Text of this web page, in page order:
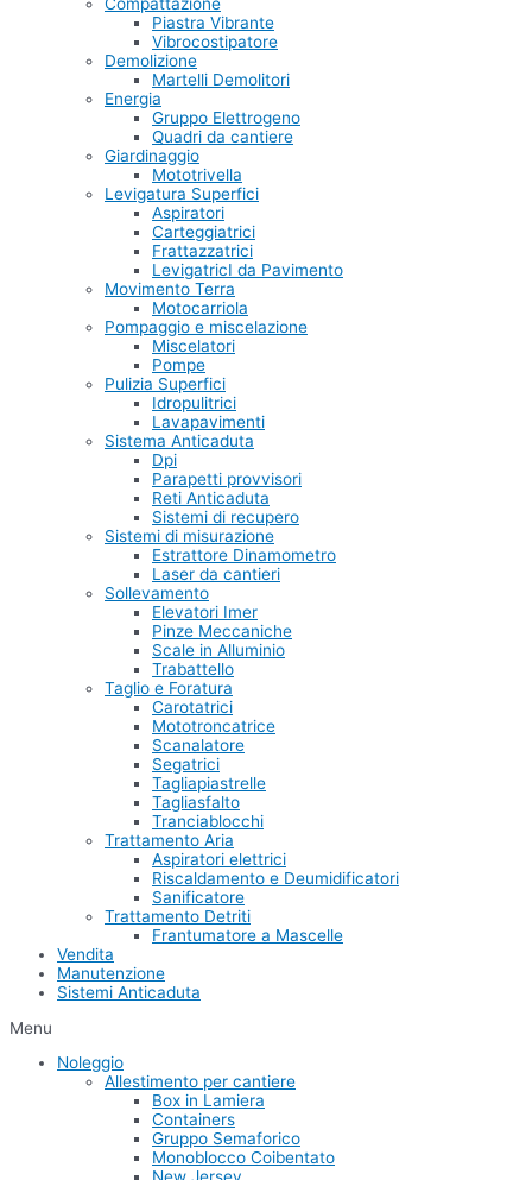
Piastra Vibrante
Vibrocostipatore
Demolizione
Martelli Demolitori
Energia
Gruppo Elettrogeno
Quadri da cantiere
Giardinaggio
Mototrivella
Levigatura Superfici
Aspiratori
Carteggiatrici
Frattazzatrici
LevigatricI da Pavimento
Movimento Terra
Motocarriola
Pompaggio e miscelazione
Miscelatori
Pompe
Pulizia Superfici
Idropulitrici
Lavapavimenti
Sistema Anticaduta
Dpi
Parapetti provvisori
Reti Anticaduta
Sistemi di recupero
Sistemi di misurazione
Estrattore Dinamometro
Laser da cantieri
Sollevamento
Elevatori Imer
Pinze Meccaniche
Scale in Alluminio
Trabattello
Taglio e Foratura
Carotatrici
Mototroncatrice
Scanalatore
Segatrici
Tagliapiastrelle
Tagliasfalto
Tranciablocchi
Trattamento Aria
Aspiratori elettrici
Riscaldamento e Deumidificatori
Sanificatore
Trattamento Detriti
Frantumatore a Mascelle
Vendita
Manutenzione
Sistemi Anticaduta
Menu
Noleggio
Allestimento per cantiere
Box in Lamiera
Containers
Gruppo Semaforico
Monoblocco Coibentato